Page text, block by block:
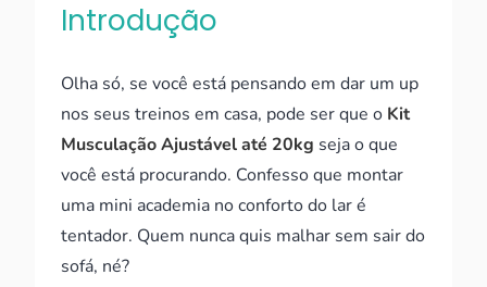
Introdução
Olha só, se você está pensando em dar um up
nos seus treinos em casa, pode ser que o Kit
Musculação Ajustável até 20kg seja o que
você está procurando. Confesso que montar
uma mini academia no conforto do lar é
tentador. Quem nunca quis malhar sem sair do
sofá, né?